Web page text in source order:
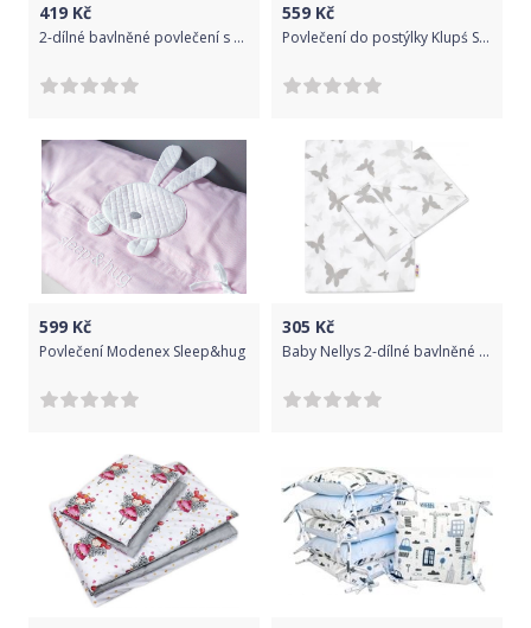
419 Kč
2-dílné bavlněné povlečení s minky Baby Nellys, Pletený cop - šedý
559 Kč
Povlečení do postýlky Klupś Star Dream šedá H186 2-Dílná
599 Kč
Povlečení Modenex Sleep&hug
305 Kč
Baby Nellys 2-dílné bavlněné povlečení Motýlci - šedé